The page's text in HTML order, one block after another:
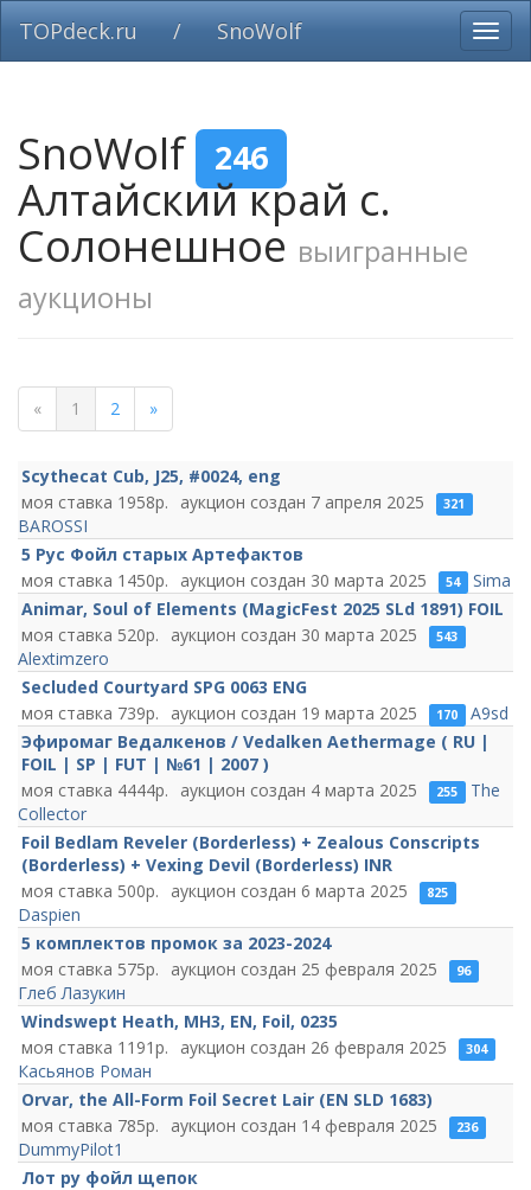
TOPdeck.ru / SnoWolf
SnoWolf 246
Алтайский край с.
Солонешное выигранные
аукционы
« 1 2 »
Scythecat Cub, J25, #0024, eng
1958
7 апреля 2025 321
BAROSSI
5 Рус Фойл старых Артефактов
1450
30 марта 2025 54
Sima
Animar, Soul of Elements (MagicFest 2025 SLd 1891) FOIL
520
30 марта 2025 543
Alextimzero
Secluded Courtyard SPG 0063 ENG
739
19 марта 2025 170
A9sd
Эфиромаг Ведалкенов / Vedalken Aethermage ( RU |
FOIL | SP | FUT | №61 | 2007 )
4444
4 марта 2025 255
The
Collector
Foil Bedlam Reveler (Borderless) + Zealous Conscripts
(Borderless) + Vexing Devil (Borderless) INR
500
6 марта 2025 825
Daspien
5 комплектов промок за 2023-2024
575
25 февраля 2025 96
Глеб Лазукин
Windswept Heath, MH3, EN, Foil, 0235
1191
26 февраля 2025 304
Касьянов Роман
Orvar, the All-Form Foil Secret Lair (EN SLD 1683)
785
14 февраля 2025 236
DummyPilot1
Лот ру фойл щепок